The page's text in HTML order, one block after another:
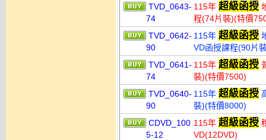
TVD_0643-
74
115年 超級函授
程(74片裝)(特價
TVD_0642-
90
115年 超級函授
VD函授課程(90片
TVD_0641-
74
115年 超級函授
裝)(特價7500)
TVD_0640-
90
115年 超級函授
裝)(特價8000)
CDVD_100
5-12
115年 超級函授
VD(12DVD)